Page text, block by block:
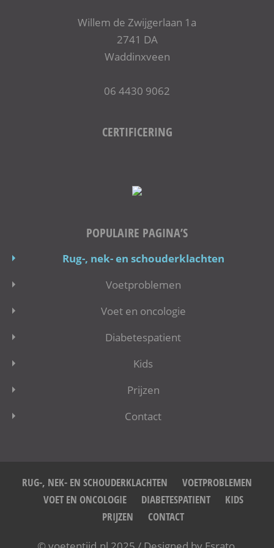
Willem de Zwijgerlaan 1a
2741 DA
Waddinxveen
06 4430 9062
CERTIFICERING
POPULAIRE PAGINA’S
Rug-, nek- en schouderklachten
Voetproblemen
Voet en oncologie
Diabetespatient
Kids
Prijzen
Contact
RUG-, NEK- EN SCHOUDERKLACHTEN
VOETPROBLEMEN
VOET EN ONCOLOGIE
DIABETESPATIENT
KIDS
PRIJZEN
CONTACT